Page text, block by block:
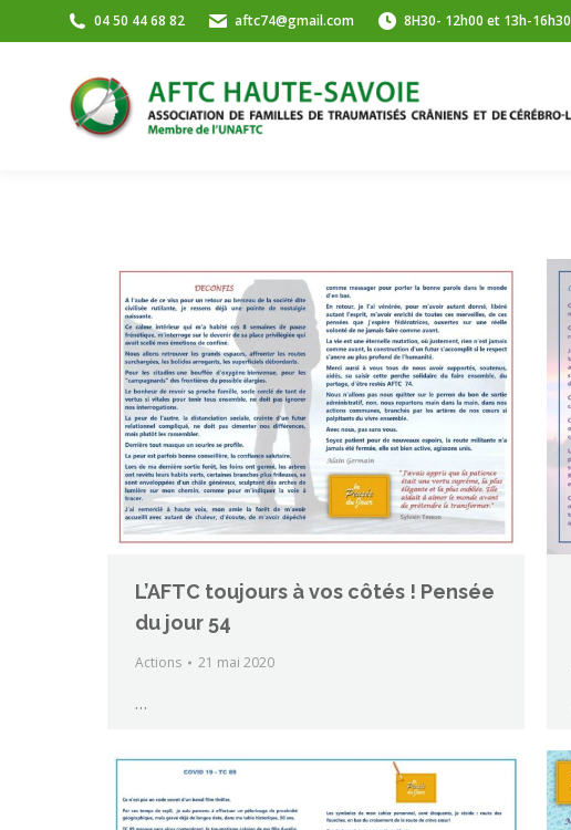
04 50 44 68 82 aftc74@gmail.com 8H30- 12h00 et 13h-16h30
L’AFTC toujours à vos côtés ! Pensée
du jour 54
Actions 21 mai 2020
…